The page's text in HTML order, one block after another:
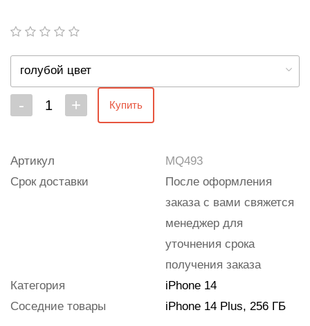
голубой цвет
- + Купить
Артикул
MQ493
Срок доставки
После оформления
заказа с вами свяжется
менеджер для
уточнения срока
получения заказа
Категория
iPhone 14
Соседние товары
iPhone 14 Plus, 256 ГБ